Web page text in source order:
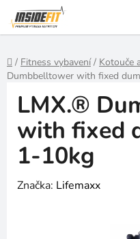
Přejít
na
obsah
Domů
/ Fitness vybavení / Kotouče
Dumbbelltower with fixed
LMX.®
with fixed
1-10kg
Značka: Lifemaxx